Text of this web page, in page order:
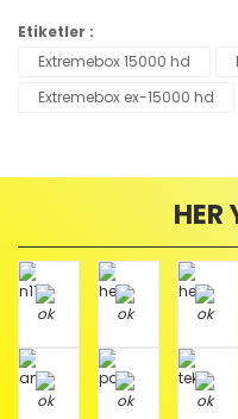
Etiketler :
Extremebox 15000 hd
Extremebox ex-15000 hd
HER